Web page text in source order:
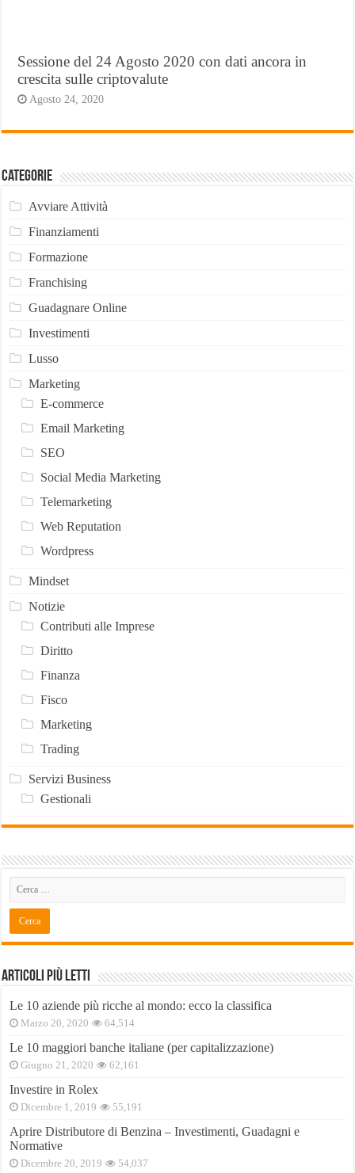
Sessione del 24 Agosto 2020 con dati ancora in
crescita sulle criptovalute
Agosto 24, 2020
Categorie
Avviare Attività
Finanziamenti
Formazione
Franchising
Guadagnare Online
Investimenti
Lusso
Marketing
E-commerce
Email Marketing
SEO
Social Media Marketing
Telemarketing
Web Reputation
Wordpress
Mindset
Notizie
Contributi alle Imprese
Diritto
Finanza
Fisco
Marketing
Trading
Servizi Business
Gestionali
Articoli Più Letti
Le 10 aziende più ricche al mondo: ecco la classifica
Marzo 20, 2020 64,514
Le 10 maggiori banche italiane (per capitalizzazione)
Giugno 21, 2020 62,161
Investire in Rolex
Dicembre 1, 2019 55,191
Aprire Distributore di Benzina – Investimenti, Guadagni e
Normative
Dicembre 20, 2019 54,037